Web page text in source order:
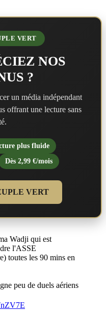
VERT
NOS
?
un média indépendant
offrant une lecture sans
plus fluide
Dès 2,99 €/mois
VERT
Wadji qui est
l'ASSE
toutes les 90 mins en
peu de duels aériens